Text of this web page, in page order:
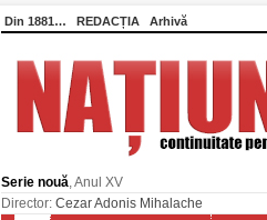
Din 1881… REDACȚIA Arhivă
Serie nouă, Anul XV
Director: Cezar Adonis Mihalache